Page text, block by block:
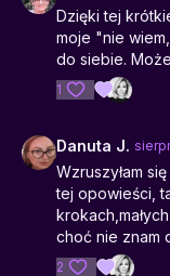
Dzięki tej
moje "nie
do siebie.
1
Danuta J.
Wzruszyłam
tej opowieści,
choć nie znam
2